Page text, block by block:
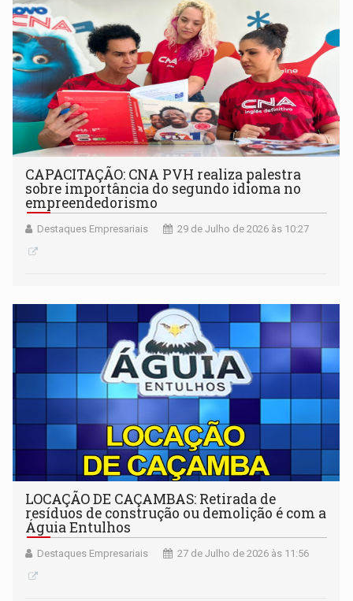
CAPACITAÇÃO: CNA PVH realiza palestra
sobre importância do segundo idioma no
empreendedorismo
Destaques Empresariais 29 de Julho de 2026 às 10:27
LOCAÇÃO DE CAÇAMBAS: Retirada de
resíduos de construção ou demolição é com a
Águia Entulhos
Destaques Empresariais 27 de Julho de 2026 às 11:56